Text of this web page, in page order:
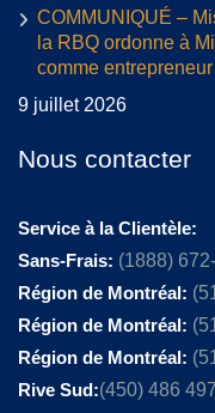
COMMUNIQUÉ –
la RBQ ordonne à
comme
9 juillet 2026
Nous contacter
Service à la Clientèle:
Sans-Frais: (1888)
Région de Montréal:
Région de Montréal:
Région de Montréal:
Rive Sud:(450) 486